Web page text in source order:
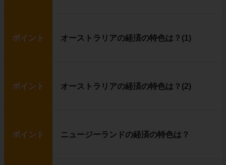
ポイント オーストラリアの経済の特色は？(1)
ポイント オーストラリアの経済の特色は？(2)
ポイント ニュージーランドの経済の特色は？